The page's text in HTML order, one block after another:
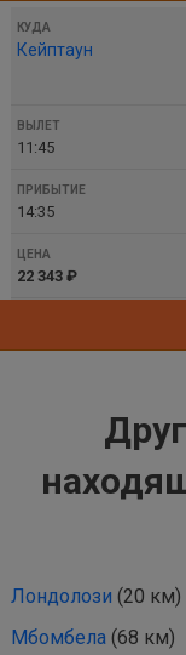
Кейптаун
11:45
14:35
22 343 ₽
Лондолози (20 км)
Мбомбела (68 км)